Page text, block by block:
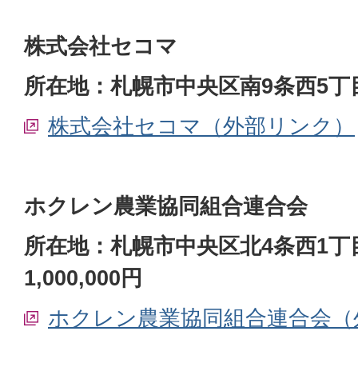
株式会社セコマ
所在地：札幌市中央区南9条西5丁
株式会社セコマ（外部リンク）
ホクレン農業協同組合連合会
所在地：札幌市中央区北4条西1
1,000,000円
ホクレン農業協同組合連合会